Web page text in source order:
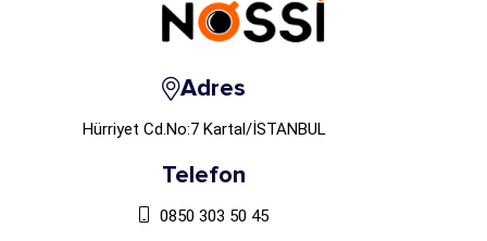
Adres
Hürriyet Cd.No:7 Kartal/İSTANBUL
Telefon
0850 303 50 45